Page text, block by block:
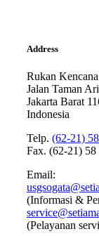
Address
Rukan
Jalan Taman
Jakarta Barat
Indonesia
Telp. (62-21)
Fax. (62-21) 58
Email:
(Informasi &
(Pelayanan